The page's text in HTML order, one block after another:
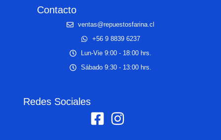
Contacto
ventas@repuestosfarina.cl
+56 9 8839 6237
Lun-Vie 9:00 - 18:00 hrs.
Sábado 9:30 - 13:00 hrs.
Redes Sociales